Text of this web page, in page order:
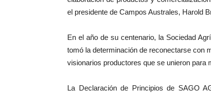
el presidente de Campos Australes, Harold
En el año de su centenario, la Sociedad
tomó la determinación de reconectarse con
visionarios productores que se unieron para
La Declaración de Principios de SAGO